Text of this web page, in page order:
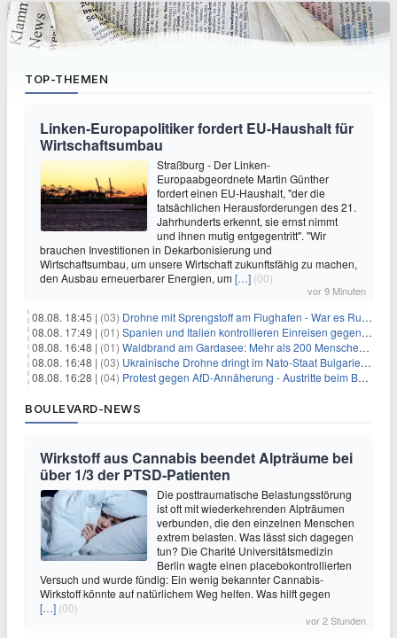
TOP-THEMEN
Linken-Europapolitiker fordert EU-Haushalt für
Wirtschaftsumbau
Straßburg - Der Linken-
Europaabgeordnete Martin Günther
fordert einen EU-Haushalt, "der die
tatsächlichen Herausforderungen des 21.
Jahrhunderts erkennt, sie ernst nimmt
und ihnen mutig entgegentritt". "Wir
brauchen Investitionen in Dekarbonisierung und
Wirtschaftsumbau, um unsere Wirtschaft zukunftsfähig zu machen,
den Ausbau erneuerbarer Energien, um[…] (00)
vor 9 Minuten
08.08. 18:45 | (03) Drohne mit Sprengstoff am Flughafen - War es Russland?
08.08. 17:49 | (01) Spanien und Italien kontrollieren Einreisen gegenseitig
08.08. 16:48 | (01) Waldbrand am Gardasee: Mehr als 200 Menschen evakuiert
08.08. 16:48 | (03) Ukrainische Drohne dringt im Nato-Staat Bulgarien ein
08.08. 16:28 | (04) Protest gegen AfD-Annäherung - Austritte beim BSW Sachsen-Anhalt
BOULEVARD-NEWS
Wirkstoff aus Cannabis beendet Alpträume bei
über 1/3 der PTSD-Patienten
Die posttraumatische Belastungsstörung
ist oft mit wiederkehrenden Alpträumen
verbunden, die den einzelnen Menschen
extrem belasten. Was lässt sich dagegen
tun? Die Charité Universitätsmedizin
Berlin wagte einen placebokontrollierten
Versuch und wurde fündig: Ein wenig bekannter Cannabis-
Wirkstoff könnte auf natürlichem Weg helfen. Was hilft gegen
[…] (00)
vor 2 Stunden